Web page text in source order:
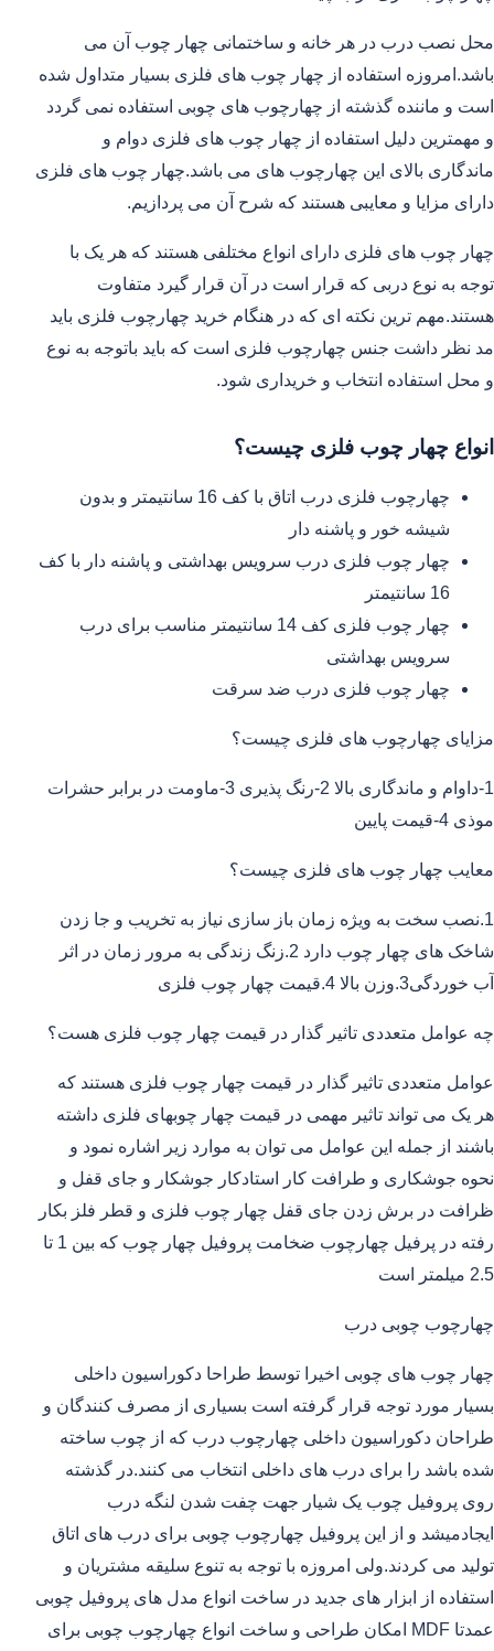
محل نصب درب در هر خانه و ساختمانی چهار چوب آن می
باشد.امروزه استفاده از چهار چوب های فلزی بسیار متداول شده
است و ماننده گذشته از چهارچوب های چوبی استفاده نمی گردد
و مهمترین دلیل استفاده از چهار چوب های فلزی دوام و
ماندگاری بالای این چهارچوب های می باشد.چهار چوب های فلزی
دارای مزایا و معایبی هستند که شرح آن می پردازیم.
چهار چوب های فلزی دارای انواع مختلفی هستند که هر یک با
توجه به نوع دربی که قرار است در آن قرار گیرد متفاوت
هستند.مهم ترین نکته ای که در هنگام خرید چهارچوب فلزی باید
مد نظر داشت جنس چهارچوب فلزی است که باید باتوجه به نوع
و محل استفاده انتخاب و خریداری شود.
انواع چهار چوب فلزی چیست؟
چهارچوب فلزی درب اتاق با کف 16 سانتیمتر و بدون
شیشه خور و پاشنه دار
چهار چوب فلزی درب سرویس بهداشتی و پاشنه دار با کف
16 سانتیمتر
چهار چوب فلزی کف 14 سانتیمتر مناسب برای درب
سرویس بهداشتی
چهار چوب فلزی درب ضد سرقت
مزایای چهارچوب های فلزی چیست؟
1-داوام و ماندگاری بالا 2-رنگ پذیری 3-ماومت در برابر حشرات
موذی 4-قیمت پایین
معایب چهار چوب های فلزی چیست؟
1.نصب سخت به ویژه زمان باز سازی نیاز به تخریب و جا زدن
شاخک های چهار چوب دارد 2.زنگ زندگی به مرور زمان در اثر
آب خوردگی3.وزن بالا 4.قیمت چهار چوب فلزی
چه عوامل متعددی تاثیر گذار در قیمت چهار چوب فلزی هست؟
عوامل متعددی تاثیر گذار در قیمت چهار چوب فلزی هستند که
هر یک می تواند تاثیر مهمی در قیمت چهار چوبهای فلزی داشته
باشند از جمله این عوامل می توان به موارد زیر اشاره نمود و
نحوه جوشکاری و طرافت کار استادکار جوشکار و جای قفل و
ظرافت در برش زدن جای قفل چهار چوب فلزی و قطر فلز بکار
رفته در پرفیل چهارچوب ضخامت پروفیل چهار چوب که بین 1 تا
2.5 میلمتر است
چهارچوب چوبی درب
چهار چوب های چوبی اخیرا توسط طراحا دکوراسیون داخلی
بسیار مورد توجه قرار گرفته است بسیاری از مصرف کنندگان و
طراحان دکوراسیون داخلی چهارچوب درب که از چوب ساخته
شده باشد را برای درب های داخلی انتخاب می کنند.در گذشته
روی پروفیل چوب یک شیار جهت چفت شدن لنگه درب
ایجادمیشد و از این پروفیل چهارچوب چوبی برای درب های اتاق
تولید می کردند.ولی امروزه با توجه به تنوع سلیقه مشتریان و
استفاده از ابزار های جدید در ساخت انواع مدل های پروفیل چوبی
عمدتا MDF امکان طراحی و ساخت انواع چهارچوب چوبی برای